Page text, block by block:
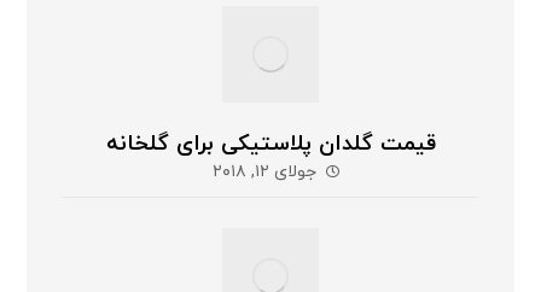
قیمت گلدان پلاستیکی برای گلخانه
جولای ۱۲, ۲۰۱۸